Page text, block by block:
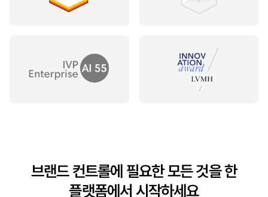
브랜드 컨트롤에 필요한 모든 것을 한
플랫폼에서 시작하세요